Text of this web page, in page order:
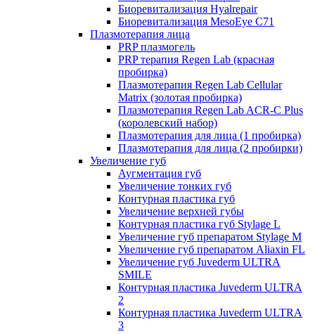
Биоревитализация Hyalrepair
Биоревитализация MesoEye C71
Плазмотерапия лица
PRP плазмогель
PRP терапия Regen Lab (красная
пробирка)
Плазмотерапия Regen Lab Cellular
Matrix (золотая пробирка)
Плазмотерапия Regen Lab ACR-C Plus
(королевский набор)
Плазмотерапия для лица (1 пробирка)
Плазмотерапия для лица (2 пробирки)
Увеличение губ
Аугментация губ
Увеличение тонких губ
Контурная пластика губ
Увеличение верхней губы
Контурная пластика губ Stylage L
Увеличение губ препаратом Stylage M
Увеличение губ препаратом Aliaxin FL
Увеличение губ Juvederm ULTRA
SMILE
Контурная пластика Juvederm ULTRA
2
Контурная пластика Juvederm ULTRA
3